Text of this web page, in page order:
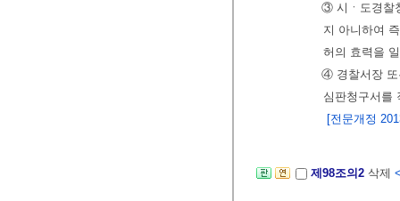
③ 시ㆍ도경찰
지 아니하여
허의 효력을
④ 경찰서장 또
심판청구서를
[전문개정
제98조의2 삭제